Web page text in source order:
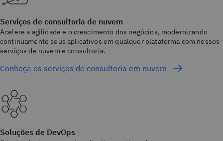
Serviços de consultoria de nuvem
Acelere a agilidade e o crescimento dos negócios, modernizando
continuamente seus aplicativos em qualquer plataforma com nossos
serviços de nuvem e consultoria.
Conheça os serviços de consultoria em nuvem
Soluções de DevOps